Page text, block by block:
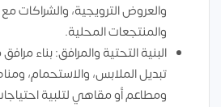
والعروض الترويجية، والشراكات
والمنتجعات المحلية.
البنية التحتية والمرافق: بناء
تبديل الملابس، والاستحمام،
ومطاعم أو مقاهي لتلبية احتياجات